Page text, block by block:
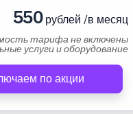
550рублей /в месяц
тарифа не включены
услуги и оборудование
по акции